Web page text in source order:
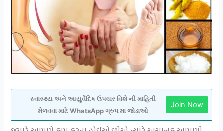
સ્વાસ્થ્ય અને આયુર્વેદિક ઉપચાર વિશે ની માહિતી
મેળવવા માટે WhatsApp ગ્રુપ મા જોડાઓ
Join Now